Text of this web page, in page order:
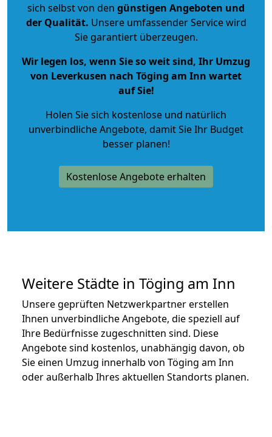
sich selbst von den günstigen Angeboten und
der Qualität. Unsere umfassender Service wird
Sie garantiert überzeugen.
Wir legen los, wenn Sie so weit sind, Ihr Umzug
von Leverkusen nach Töging am Inn wartet
auf Sie!
Holen Sie sich kostenlose und natürlich
unverbindliche Angebote, damit Sie Ihr Budget
besser planen!
Kostenlose Angebote erhalten
Weitere Städte in Töging am Inn
Unsere geprüften Netzwerkpartner erstellen
Ihnen unverbindliche Angebote, die speziell auf
Ihre Bedürfnisse zugeschnitten sind. Diese
Angebote sind kostenlos, unabhängig davon, ob
Sie einen Umzug innerhalb von Töging am Inn
oder außerhalb Ihres aktuellen Standorts planen.